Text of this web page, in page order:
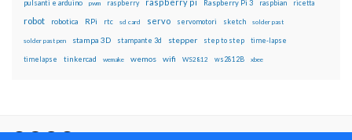
pulsanti e arduino pwm raspberry Raspberry Pi 3 raspbian ricetta
robot robotica RPi rtc sd card servo servomotori sketch solder past
solder past pen stampa 3D stampante 3d stepper step to step time-lapse
timelapse tinkercad wemake wemos wifi WS2812 ws2812B xbee